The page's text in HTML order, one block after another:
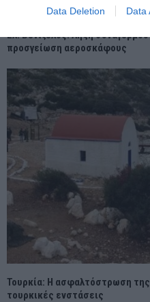
Data Deletion Data
Ελ. Βενιζέλος: Λήξη
προσγείωση αεροσκάφους
Τουρκία: Η ασφαλτόστρωση της
τουρκικές ενστάσεις